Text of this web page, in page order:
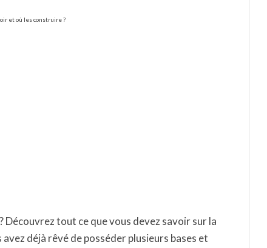
et où les construire ?
tout ce que vous devez savoir sur la
déjà rêvé de posséder plusieurs bases et